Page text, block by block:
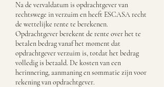
Na de vervaldatum is opdrachtgever van
rechtswege in verzuim en heeft ESCASA recht
de wettelijke rente te berekenen.
Opdrachtgever berekent de rente over het te
betalen bedrag vanaf het moment dat
opdrachtgever verzuim is, totdat het bedrag
volledig is betaald. De kosten van een
herinnering, aanmaning en sommatie zijn voor
rekening van opdrachtgever.